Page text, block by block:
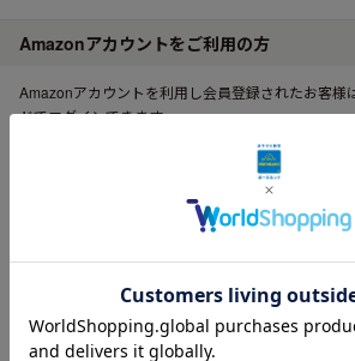
Amazonアカウントをご利用の方
Amazonアカウントを利用し会員登録されたお客様
ドでログインできます。